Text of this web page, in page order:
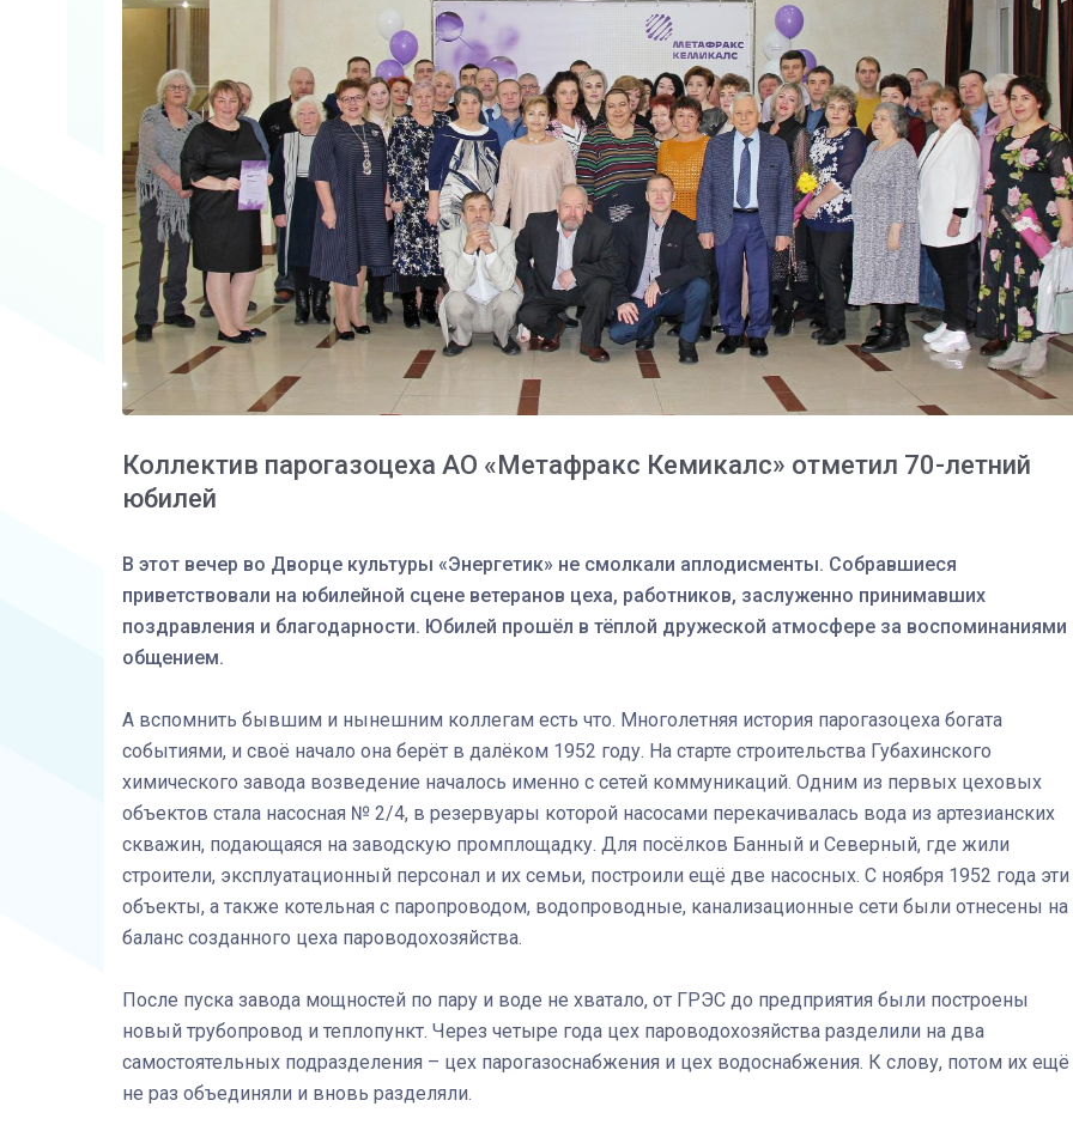
Коллектив парогазоцеха АО «Метафракс Кемикалс» отметил 70-летний
юбилей
В этот вечер во Дворце культуры «Энергетик» не смолкали аплодисменты. Собравшиеся
приветствовали на юбилейной сцене ветеранов цеха, работников, заслуженно принимавших
поздравления и благодарности. Юбилей прошёл в тёплой дружеской атмосфере за воспоминаниями
общением.
А вспомнить бывшим и нынешним коллегам есть что. Многолетняя история парогазоцеха богата
событиями, и своё начало она берёт в далёком 1952 году. На старте строительства Губахинского
химического завода возведение началось именно с сетей коммуникаций. Одним из первых цеховых
объектов стала насосная № 2/4, в резервуары которой насосами перекачивалась вода из артезианских
скважин, подающаяся на заводскую промплощадку. Для посёлков Банный и Северный, где жили
строители, эксплуатационный персонал и их семьи, построили ещё две насосных. С ноября 1952 года эти
объекты, а также котельная с паропроводом, водопроводные, канализационные сети были отнесены на
баланс созданного цеха пароводохозяйства.
После пуска завода мощностей по пару и воде не хватало, от ГРЭС до предприятия были построены
новый трубопровод и теплопункт. Через четыре года цех пароводохозяйства разделили на два
самостоятельных подразделения – цех парогазоснабжения и цех водоснабжения. К слову, потом их ещё
не раз объединяли и вновь разделяли.
03 4 октября 2025
Штурмовик огня.